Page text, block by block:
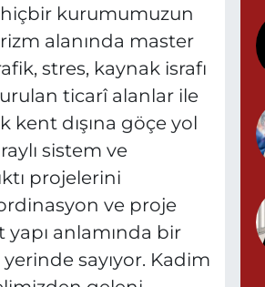
hiçbir kurumumuzun
alanında master
stres, kaynak israfı
ticarî alanlar ile
kent dışına göçe yol
sistem ve
projelerini
ve proje
anlamında bir
sayıyor. Kadim